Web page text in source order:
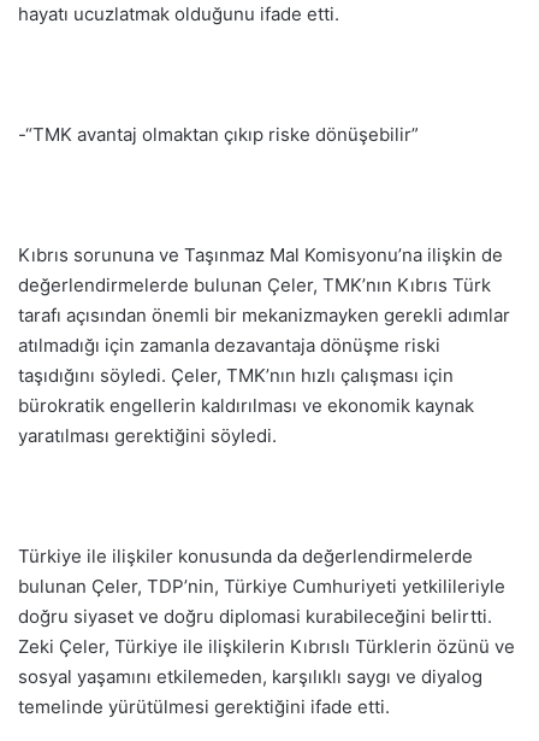
hayatı ucuzlatmak olduğunu ifade etti.
-“TMK avantaj olmaktan çıkıp riske dönüşebilir”
Kıbrıs sorununa ve Taşınmaz Mal Komisyonu’na ilişkin de
değerlendirmelerde bulunan Çeler, TMK’nın Kıbrıs Türk
tarafı açısından önemli bir mekanizmayken gerekli adımlar
atılmadığı için zamanla dezavantaja dönüşme riski
taşıdığını söyledi. Çeler, TMK’nın hızlı çalışması için
bürokratik engellerin kaldırılması ve ekonomik kaynak
yaratılması gerektiğini söyledi.
Türkiye ile ilişkiler konusunda da değerlendirmelerde
bulunan Çeler, TDP’nin, Türkiye Cumhuriyeti yetkilileriyle
doğru siyaset ve doğru diplomasi kurabileceğini belirtti.
Zeki Çeler, Türkiye ile ilişkilerin Kıbrıslı Türklerin özünü ve
sosyal yaşamını etkilemeden, karşılıklı saygı ve diyalog
temelinde yürütülmesi gerektiğini ifade etti.